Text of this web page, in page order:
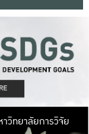
มหาวิ
าวิทยาลัยการวิจัย